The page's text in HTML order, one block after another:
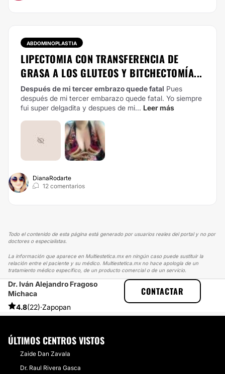
ABDOMINOPLASTIA
LIPECTOMIA CON TRANSFERENCIA DE
GRASA A LOS GLUTEOS Y BITCHECTOMÍA...
Después de mi tercer embrazo quede fatal Pues
después de mi tercer embarazo quede fatal. Yo siempre
fui super delgadita y despues de mi... Leer más
DianaRodarte
12 comentarios
Todo el contenido de esta página está generado por usuarios reales del portal y no por
doctores o especialistas.
La información que aparece en Multiestetica.mx en ningún caso puede sustituir la
relación entre el paciente y su médico. Multiestetica.mx no hace apología de un
tratamiento médico específico, de un producto comercial o de un servicio.
Dr. Iván Alejandro Fragoso
Michaca
4.8(22)·Zapopan
CONTACTAR
MULTIESTETICA
EXPERIENCIAS
EXPERIENCIAS SOBRE ABDOMINOPLASTIA
AMO MI ABDOMINOPLASTIA
ÚLTIMOS CENTROS VISTOS
Zaide Dan Zavala
Dr. Raul Rivera Gasca